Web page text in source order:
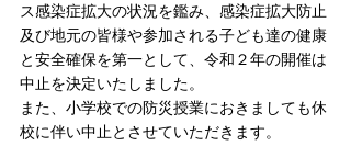
ス感染症拡大の状況を鑑み、感染症拡大防止
及び地元の皆様や参加される子ども達の健康
と安全確保を第一として、令和２年の開催は
中止を決定いたしました。
また、小学校での防災授業におきましても休
校に伴い中止とさせていただきます。